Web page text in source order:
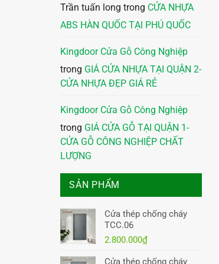
Trần tuấn long trong CỬA NHỰA
ABS HÀN QUỐC TẠI PHÚ QUỐC
Kingdoor Cửa Gỗ Công Nghiệp
trong GIÁ CỬA NHỰA TẠI QUẬN 2-
CỬA NHỰA ĐẸP GIÁ RẺ
Kingdoor Cửa Gỗ Công Nghiệp
trong GIÁ CỬA GỖ TẠI QUẬN 1-
CỬA GỖ CÔNG NGHIỆP CHẤT
LƯỢNG
SẢN PHẨM
Cửa thép chống cháy
TCC.06
2.800.000₫
Cửa thép chống cháy